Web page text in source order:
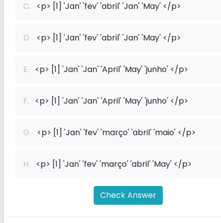
C. <p> [1] 'Jan' 'fev' 'abril' 'Jan' 'May' </p>
D. <p> [1] 'Jan' 'fev' 'abril' 'Jan' 'May' </p>
E. <p> [1] 'Jan' 'Jan' 'April' 'May' 'junho' </p>
F. <p> [1] 'Jan' 'Jan' 'April' 'May' 'junho' </p>
G. <p> [1] 'Jan' 'fev' 'março' 'abril' 'maio' </p>
H. <p> [1] 'Jan' 'fev' 'março' 'abril' 'May' </p>
Check Answer